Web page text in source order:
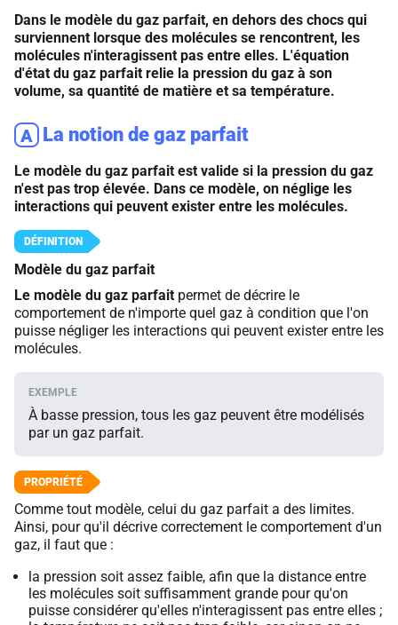
Dans le modèle du gaz parfait, en dehors des chocs qui
surviennent lorsque des molécules se rencontrent, les
molécules n'interagissent pas entre elles. L'équation
d'état du gaz parfait relie la pression du gaz à son
volume, sa quantité de matière et sa température.
A La notion de gaz parfait
Le modèle du gaz parfait est valide si la pression du gaz
n'est pas trop élevée. Dans ce modèle, on néglige les
interactions qui peuvent exister entre les molécules.
Modèle du gaz parfait
Le modèle du gaz parfait permet de décrire le
comportement de n'importe quel gaz à condition que l'on
puisse négliger les interactions qui peuvent exister entre les
molécules.
À basse pression, tous les gaz peuvent être modélisés
par un gaz parfait.
Comme tout modèle, celui du gaz parfait a des limites.
Ainsi, pour qu'il décrive correctement le comportement d'un
gaz, il faut que :
la pression soit assez faible, afin que la distance entre
les molécules soit suffisamment grande pour qu'on
puisse considérer qu'elles n'interagissent pas entre elles ;